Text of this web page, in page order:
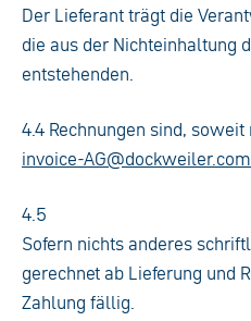
Der Lieferant trägt die
die aus der Nichteinhaltung
entstehenden.
4.4 Rechnungen sind,
invoice-AG@dockweiler.com
4.5
Sofern nichts anderes
gerechnet ab Lieferung und
Zahlung fällig.